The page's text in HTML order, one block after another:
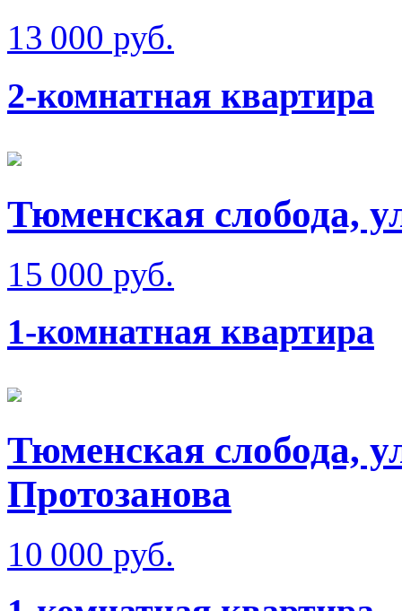
13 000 руб.
2-комнатная квартира
Тюменская слобода,
15 000 руб.
1-комнатная квартира
Тюменская слобода,
Протозанова
10 000 руб.